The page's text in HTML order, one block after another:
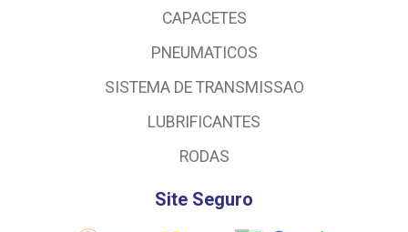
CAPACETES
PNEUMATICOS
SISTEMA DE TRANSMISSAO
LUBRIFICANTES
RODAS
Site Seguro